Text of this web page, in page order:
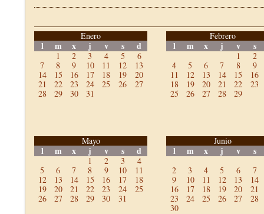
Enero
l m x j v s d
1 2 3 4 5
6
7
8 9 10 11 12
13
14
15 16 17 18 19
20
21
22 23 24 25 26
27
28
29 30 31
Febrero
l m x j v s
1
2
4
5 6 7 8
9
11
12 13 14 15
16
18
19 20 21 22
23
25
26 27 28 29
Mayo
l m x j v s d
1 2 3
4
5
6 7 8 9 10
11
12
13 14 15 16 17
18
19
20 21 22 23 24
25
26
27 28 29 30 31
Junio
l m x j v s
2 3 4 5 6
7
9
10 11 12 13
14
16
17 18 19 20
21
23
24 25 26 27
28
30